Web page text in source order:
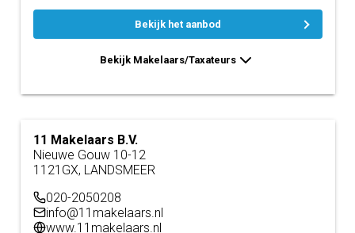
Bekijk het aanbod
Bekijk Makelaars/Taxateurs
11 Makelaars B.V.
Nieuwe Gouw 10-12
1121GX, LANDSMEER
020-2050208
info@11makelaars.nl
www.11makelaars.nl